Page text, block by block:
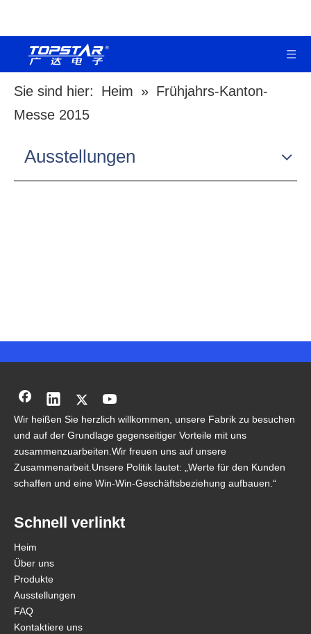
Sie sind hier: Heim » Frühjahrs-Kanton-
Messe 2015
Ausstellungen
Wir heißen Sie herzlich willkommen, unsere Fabrik zu besuchen
und auf der Grundlage gegenseitiger Vorteile mit uns
zusammenzuarbeiten.Wir freuen uns auf unsere
Zusammenarbeit.Unsere Politik lautet: „Werte für den Kunden
schaffen und eine Win-Win-Geschäftsbeziehung aufbauen.“
Schnell verlinkt
Heim
Über uns
Produkte
Ausstellungen
FAQ
Kontaktiere uns